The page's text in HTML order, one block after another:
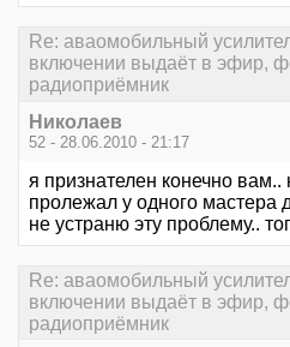
Re: аваомобильный
включении выдаёт в эфир,
радиоприёмник
Николаев
52 - 28.06.2010 - 21:17
я признателен конечно вам..
пролежал у одного мастера
не устраню эту проблему..
Re: аваомобильный
включении выдаёт в эфир,
радиоприёмник